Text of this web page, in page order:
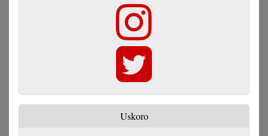
Uskoro